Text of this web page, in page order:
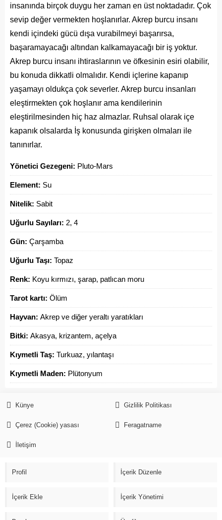
insanında birçok duygu her zaman en üst noktadadır. Çok
sevip değer vermekten hoşlanırlar. Akrep burcu insanı
kendi içindeki gücü dışa vurabilmeyi başarırsa,
başaramayacağı altından kalkamayacağı bir iş yoktur.
Akrep burcu insanı ihtiraslarının ve öfkesinin esiri olabilir,
bu konuda dikkatli olmalıdır. Kendi içlerine kapanıp
yaşamayı oldukça çok severler. Akrep burcu insanları
eleştirmekten çok hoşlanır ama kendilerinin
eleştirilmesinden hiç haz almazlar. Ruhsal olarak içe
kapanık olsalarda İş konusunda girişken olmaları ile
tanınırlar.
Yönetici Gezegeni: Pluto-Mars
Element: Su
Nitelik: Sabit
Uğurlu Sayıları: 2, 4
Gün: Çarşamba
Uğurlu Taşı: Topaz
Renk: Koyu kırmızı, şarap, patlıcan moru
Tarot kartı: Ölüm
Hayvan: Akrep ve diğer yeraltı yaratıkları
Bitki: Akasya, krizantem, açelya
Kıymetli Taş: Turkuaz, yılantaşı
Kıymetli Maden: Plütonyum
Künye Gizlilik Politikası
Çerez (Cookie) yasası Feragatname
İletişim
Profil İçerik Düzenle
İçerik Ekle İçerik Yönetimi